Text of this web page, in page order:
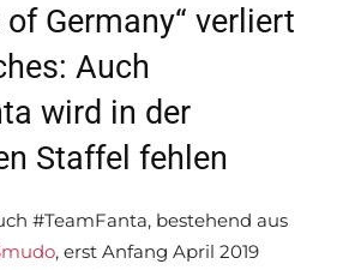
of Germany“ verliert
Auch
wird in der
Staffel fehlen
#TeamFanta, bestehend aus
, erst Anfang April 2019